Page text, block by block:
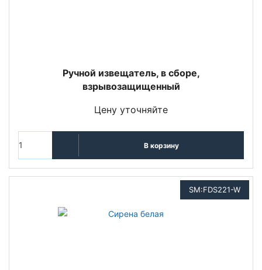
Ручной извещатель, в сборе,
взрывозащищенный
Цену уточняйте
В корзину
SM:FDS221-W